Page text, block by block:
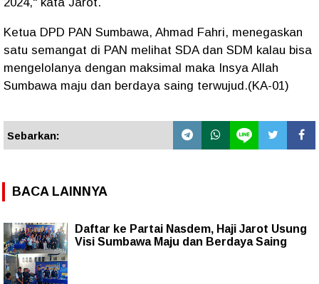
Ketua DPD PAN Sumbawa, Ahmad Fahri, menegaskan
satu semangat di PAN melihat SDA dan SDM kalau bisa
mengelolanya dengan maksimal maka Insya Allah
Sumbawa maju dan berdaya saing terwujud.(KA-01)
Sebarkan:
BACA LAINNYA
Daftar ke Partai Nasdem, Haji Jarot Usung
Visi Sumbawa Maju dan Berdaya Saing